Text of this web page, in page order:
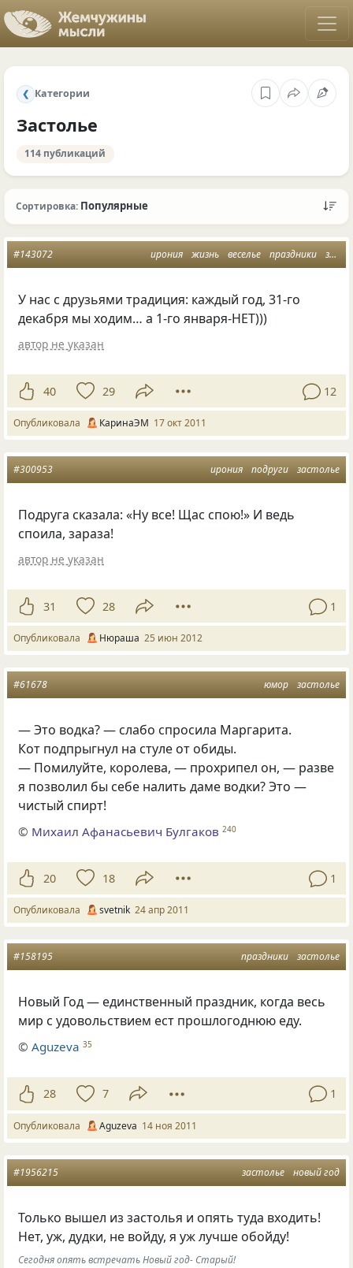
❮ Категории
Застолье
114 публикаций
Сортировка: Популярные
ирония жизнь веселье праздники застолье
#143072
У нас с друзьями традиция: каждый год, 31-го
декабря мы ходим… а 1-го января-НЕТ)))
автор не указан
40 29 12
Опубликовала КаринаЭМ 17 окт 2011
ирония подруги застолье
#300953
Подруга сказала: «Ну все! Щас спою!» И ведь
споила, зараза!
автор не указан
31 28 1
Опубликовала Нюраша 25 июн 2012
юмор застолье
#61678
— Это водка? — слабо спросила Маргарита.
Кот подпрыгнул на стуле от обиды.
— Помилуйте, королева, — прохрипел он, — разве
я позволил бы себе налить даме водки? Это —
чистый спирт!
© Михаил Афанасьевич Булгаков 240
20 18 1
Опубликовала svetnik 24 апр 2011
праздники застолье
#158195
Новый Год — единственный праздник, когда весь
мир с удовольствием ест прошлогоднюю еду.
©Aguzeva 35
28 7 1
Опубликовала Aguzeva 14 ноя 2011
застолье новый год
#1956215
Только вышел из застолья и опять туда входить!
Нет, уж, дудки, не войду, я уж лучше обойду!
Сегодня опять встречать Новый год- Старый!